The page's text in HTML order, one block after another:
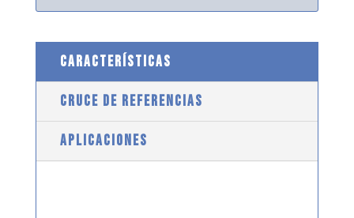
CARACTERÍSTICAS
CRUCE DE REFERENCIAS
APLICACIONES